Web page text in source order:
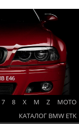
Е46
7 8 X M Z
MOTO
КАТАЛОГ BMW ETK